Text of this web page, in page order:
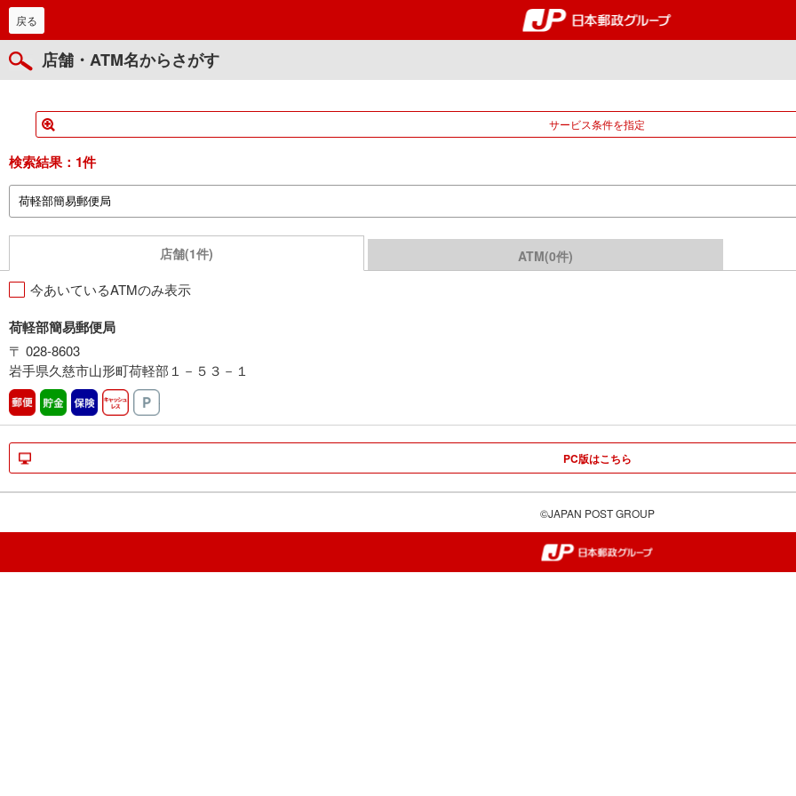
郵便局・日本郵政グループ
戻る
店舗・ATM名からさがす
サービス条件を指定
検索結果： 1件
店舗(1件) ATM(0件)
今あいているATMのみ表示
荷軽部簡易郵便局
〒 028-8603
岩手県久慈市山形町荷軽部１－５３－１
郵便 貯金 保険 キャッシュレス
PC版はこちら
©JAPAN POST GROUP